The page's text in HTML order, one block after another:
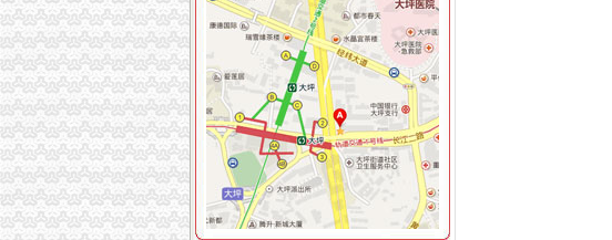
重庆泰盛贷款咨询有限公司 渝高 （工商注册）
重庆欧氏科技发展有限公司 渝九50万 （进出口权）
重庆金品科技有限公司 渝南100万 （进出口权）
重庆盛旗投资咨询有限公司 渝中10万 （工商注册）
重庆凯誉网络通信技术工程有限公司渝中分公司 （工商注册）
上海兆妩贸易有限公司重庆时代广场分公司 渝中 （工商注册）
杭州思锐贸易有限公司重庆分公司 渝中 （工商注册）
重庆百谷农业开发有限公司 渝中650万 （注册）
工商动态
梁平局四项措施深化“红盾护农”渝中区工商代办
周朝东局渝中区工商代办长对涪陵局新领导班子提出希望
江津局着力加非公有制经济的渝中区代办营业执照建工作
万州局四条措施引导“品牌兴农”重庆代办公司
涪陵局渝中区代办公司严格规范榨菜半成品加工生产经营行为
外商投资企业进驻高新园区呈良好态势
武隆局渝中区工商代办从七个方面着手认真落实温家宝总理重要批示
巫山局四化净化种子市渝中区代办营业执照场经营秩序